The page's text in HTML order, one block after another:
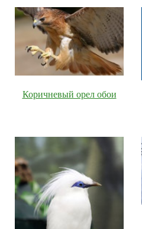
Коричневый орел обои